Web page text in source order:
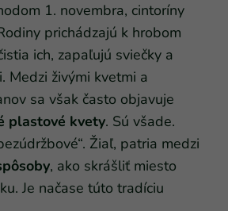
1. novembra, cintoríny
prichádzajú k hrobom
ich, zapaľujú sviečky a
Medzi živými kvetmi a
sa však často objavuje
plastové kvety. Sú všade.
Žiaľ, patria medzi
, ako skrášliť miesto
Je načase túto tradíciu